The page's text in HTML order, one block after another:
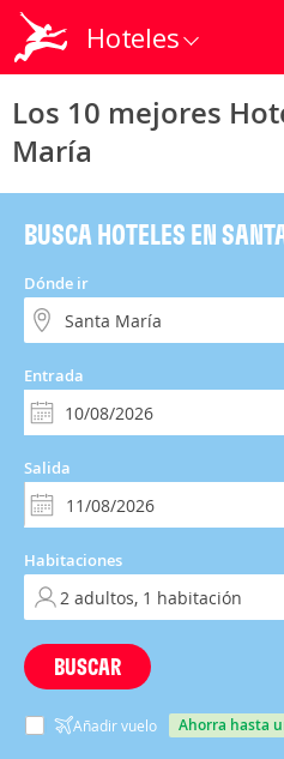
Hoteles
Los 10 mejores
María
BUSCA HOTELES EN
Dónde ir
Entrada
Salida
Habitaciones
BUSCAR
Añadir vuelo ahorra hasta